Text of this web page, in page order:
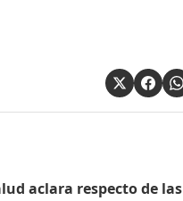
aclara respecto de las